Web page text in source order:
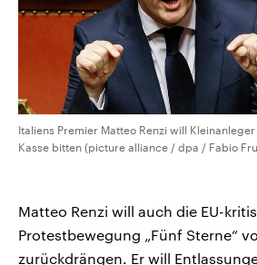
Italiens Premier Matteo Renzi will
Kasse bitten (picture alliance / dpa / Fabio
Matteo Renzi will auch die EU-
Protestbewegung „Fünf Sterne“
zurückdrängen. Er will